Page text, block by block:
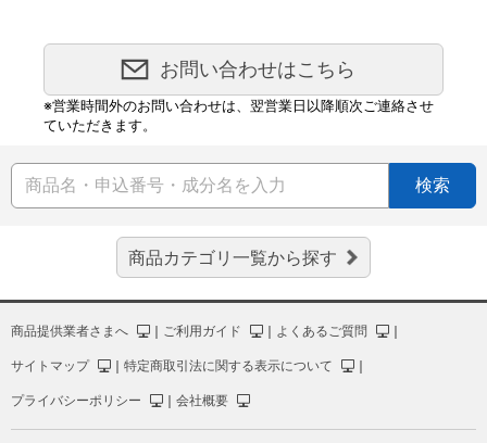
お問い合わせはこちら
※営業時間外のお問い合わせは、翌営業日以降順次ご連絡させ
ていただきます。
検索
商品カテゴリ一覧から探す
商品提供業者さまへ ｜ ご利用ガイド ｜ よくあるご質問 ｜
サイトマップ ｜ 特定商取引法に関する表示について ｜
プライバシーポリシー ｜ 会社概要